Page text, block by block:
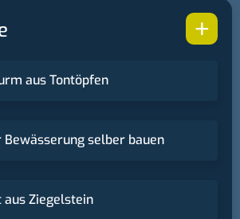
+
aus Tontöpfen
Bewässerung selber bauen
aus Ziegelstein